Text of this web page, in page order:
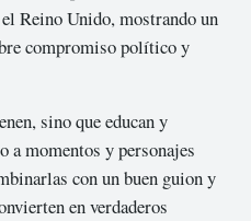
Reino Unido, mostrando un
compromiso político y
sino que educan y
a momentos y personajes
con un buen guion y
en verdaderos